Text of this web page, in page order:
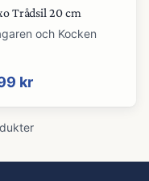
Trådsil 20 cm
och Kocken
kr